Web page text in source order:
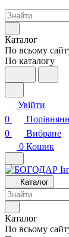
Каталог
По всьому
По каталогу
Увійти
0
0
Вибране
0 Кошик
Каталог
Каталог
По всьому